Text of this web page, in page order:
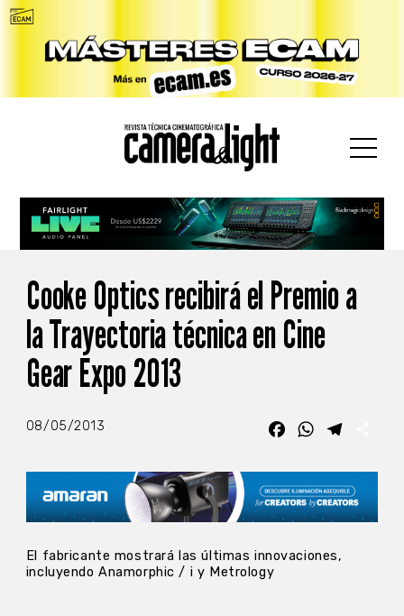
Cooke Optics recibirá el Premio a
la Trayectoria técnica en Cine
Gear Expo 2013
08/05/2013 FacebookWhatsApp
El fabricante mostrará las últimas innovaciones,
incluyendo Anamorphic / i y Metrology